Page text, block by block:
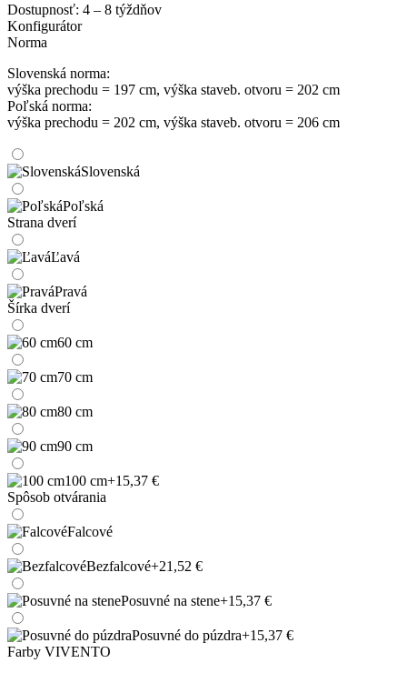
Dostupnosť: 4 – 8 týždňov
Konfigurátor
Norma
Slovenská norma:
výška prechodu = 197 cm, výška staveb. otvoru = 202 cm
Poľská norma:
výška prechodu = 202 cm, výška staveb. otvoru = 206 cm
Slovenská
Poľská
Strana dverí
Ľavá
Pravá
Šírka dverí
60 cm
70 cm
80 cm
90 cm
100 cm+15,37 €
Spôsob otvárania
Falcové
Bezfalcové+21,52 €
Posuvné na stene+15,37 €
Posuvné do púzdra+15,37 €
Farby VIVENTO